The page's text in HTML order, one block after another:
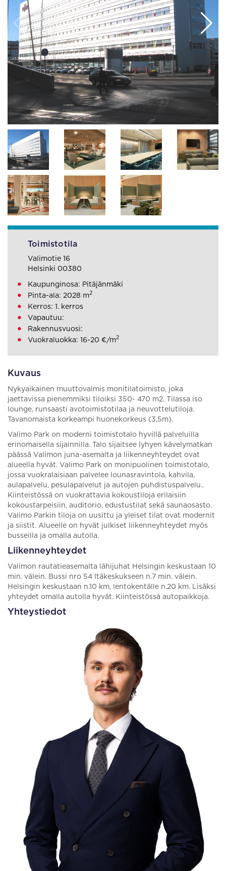
Kuvaus
Nykyaikainen muuttovalmis monitilatoimisto, joka
jaettavissa pienemmiksi tiloiksi 350- 470 m2. Tilassa iso
lounge, runsaasti avotoimistotilaa ja neuvottelutiloja.
Tavanomaista korkeampi huonekorkeus (3,5m).
Valimo Park on moderni toimistotalo hyvillä palveluilla
erinomaisella sijainnilla. Talo sijaitsee lyhyen kävelymatkan
päässä Valimon juna-asemalta ja liikenneyhteydet ovat
alueella hyvät. Valimo Park on monipuolinen toimistotalo,
jossa vuokralaisiaan palvelee lounasravintola, kahvila,
aulapalvelu, pesulapalvelut ja autojen puhdistuspalvelu..
Kiinteistössä on vuokrattavia kokoustiloja erilaisiin
kokoustarpeisiin, auditorio, edustustilat sekä saunaosasto.
Valimo Parkin tiloja on uusittu ja yleiset tilat ovat modernit
ja siistit. Alueelle on hyvät julkiset liikenneyhteydet myös
busseilla ja omalla autolla.
Liikenneyhteydet
Valimon rautatieasemalta lähijuhat Helsingin keskustaan 10
min. välein. Bussi nro 54 Itäkeskukseen n.7 min. välein.
Helsingin keskustaan n.10 km, lentokentälle n.20 km. Lisäksi
yhteydet omalla autolla hyvät. Kiinteistössä autopaikkoja.
Yhteystiedot
Toimistotila
Valimotie 16
Helsinki 00380
Kaupunginosa: Pitäjänmäki
Pinta-ala: 2028 m2
Kerros: 1. kerros
Vapautuu:
Rakennusvuosi:
Vuokraluokka: 16-20 €/m2